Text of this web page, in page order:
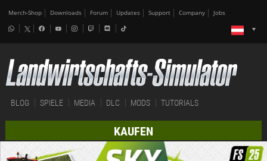
Merch-Shop Downloads Forum Updates Support Company Jobs
BLOG SPIELE MEDIA DLC MODS TUTORIALS
KAUFEN